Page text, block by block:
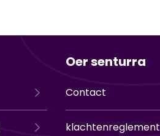
Oer senturra
Contact
klachtenreglement